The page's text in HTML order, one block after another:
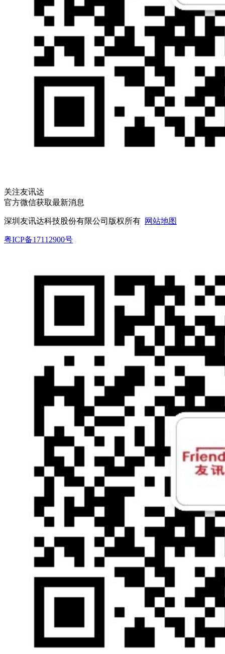
关注友讯达
官方微信获取最新消息
深圳友讯达科技股份有限公司版权所有 网站地图
粤ICP备17112900号